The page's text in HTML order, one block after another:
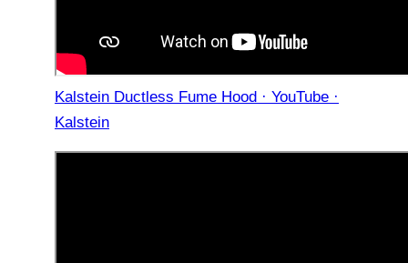
Kalstein Ductless Fume Hood · YouTube ·
Kalstein